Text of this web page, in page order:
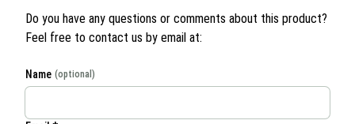
Do you have any questions or comments about this product?
Feel free to contact us by email at:
Name (optional)